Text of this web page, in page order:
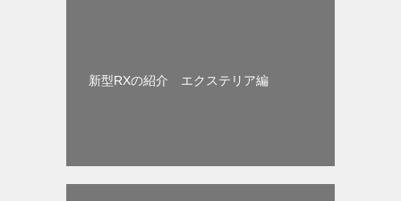
新型RXの紹介 エクステリア編